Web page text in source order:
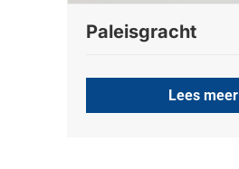
Paleisgracht
Lees meer